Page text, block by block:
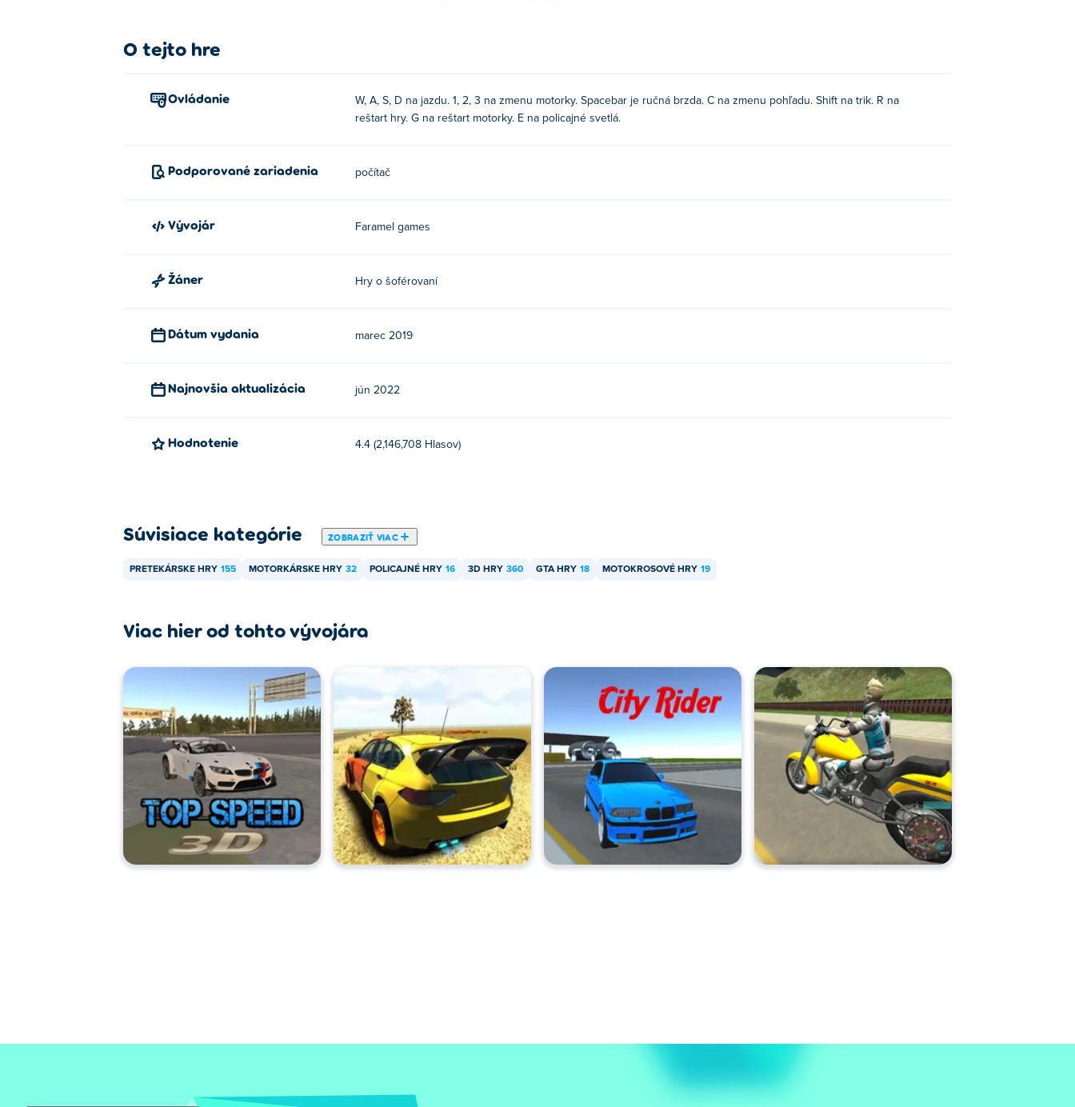
O tejto hre
Ovládanie
W, A, S, D na jazdu. 1, 2, 3 na zmenu motorky. Spacebar je ručná brzda. C na zmenu pohľadu. Shift na trik. R na
reštart hry. G na reštart motorky. E na policajné svetlá.
Podporované zariadenia počítač
Vývojár Faramel games
Žáner Hry o šoférovaní
Dátum vydania marec 2019
Najnovšia aktualizácia jún 2022
Hodnotenie 4.4 (2,146,708 Hlasov)
Súvisiace kategórie ZOBRAZIŤ VIAC
PRETEKÁRSKE HRY 155 MOTORKÁRSKE HRY 32 POLICAJNÉ HRY 16 3D HRY 360 GTA HRY 18 MOTOKROSOVÉ HRY 19
Viac hier od tohto vývojára